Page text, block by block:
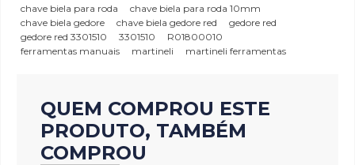
chave biela para roda
chave biela para roda 10mm
chave biela gedore
chave biela gedore red
gedore red
gedore red 3301510
3301510
R01800010
ferramentas manuais
martineli martineli ferramentas
QUEM COMPROU ESTE
PRODUTO, TAMBÉM
COMPROU